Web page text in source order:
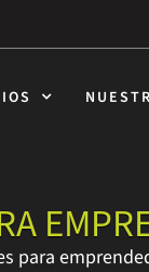
para